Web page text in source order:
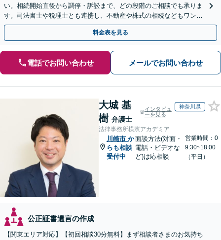
い。相続開始直後から調停・訴訟まで、どの段階のご相談でも承りま
す。司法書士や税理士とも連携し、不動産や株式の相続などもワンス
トップで対応可能。遺言書作成や事業承継のご相談にも対応
料金表を見る
電話でお問い合わせ メールでお問い合わせ
大城 基
樹 弁護士
インタビュ
ーを見る
神奈川県
法律事務所横濱アカデミア
川崎市 か
らも相談
受付中
面談方法(対面・
電話・ビデオな
ど)は応相談
営業時間：0
9:30~18:00
（平日）
公正証書遺言の作成
【関東エリア対応】【初回相談30分無料】まず相談者さまのお気持ち